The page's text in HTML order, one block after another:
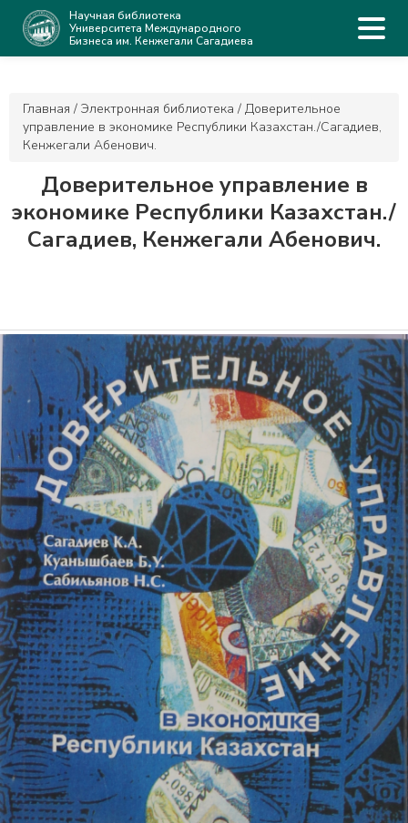
Научная библиотека
Университета Международного
Бизнеса им. Кенжегали Сагадиева
Главная / Электронная библиотека / Доверительное
управление в экономике Республики Казахстан./Сагадиев,
Кенжегали Абенович.
Доверительное управление в
экономике Республики Казахстан./
Сагадиев, Кенжегали Абенович.